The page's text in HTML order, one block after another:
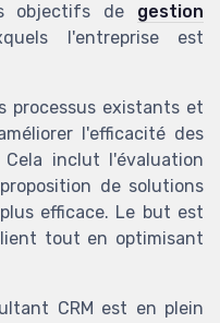
objectifs de gestion
l'entreprise est
processus existants et
l'efficacité des
inclut l'évaluation
de solutions
efficace. Le but est
tout en optimisant
CRM est en plein